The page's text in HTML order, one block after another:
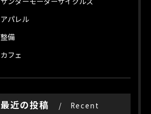
アパレル
整備
カフェ
最近の投稿
Recent